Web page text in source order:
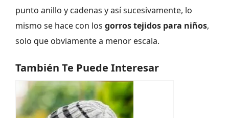
punto anillo y cadenas y así sucesivamente, lo
mismo se hace con los gorros tejidos para niños,
solo que obviamente a menor escala.
También Te Puede Interesar